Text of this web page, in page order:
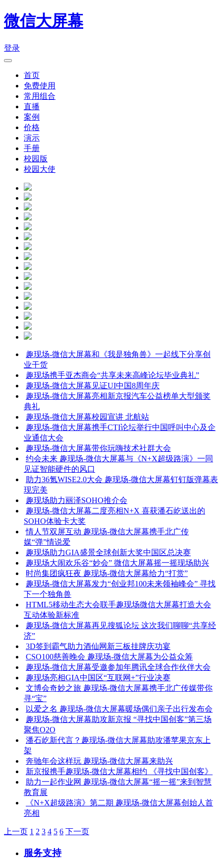
微信大屏幕
登录
首页
免费使用
常用组合
直播
案例
价格
演示
手册
校园版
校园大使
趣现场-微信大屏幕和《我是独角兽》一起线下分享创
业干货
趣现场携手亚杰商会“共享未来高峰论坛毕业典礼”
趣现场-微信大屏幕见证UI中国8周年庆
趣现场-微信大屏幕亮相新京报汽车公益榜单大型颁奖
典礼
趣现场-微信大屏幕校园宣讲 北航站
趣现场-微信大屏幕携手CTI论坛举行中国呼叫中心及企
业通信大会
趣现场-微信大屏幕带你玩嗨技术社群大会
约会未来 趣现场-微信大屏幕与《N+X超级路演》一同
见证智能硬件的风口
助力36氪WISE2.0大会 趣现场-微信大屏幕钉钉版弹幕表
现完美
趣现场助力丽泽SOHO推介会
趣现场-微信大屏幕二度亮相N+X 喜获潘石屹送出的
SOHO体验卡大奖
情人节双屏互动 趣现场-微信大屏幕携手北广传
媒“弹”情说爱
趣现场助力GIA盛景全球创新大奖中国区总决赛
趣现场大闹欢乐谷“妙会” 微信大屏幕摇一摇现场助兴
时尚集团疯狂夜 趣现场-微信大屏幕给力“打赏”
趣现场-微信大屏幕发力“创业邦100未来领袖峰会” 寻找
下一个独角兽
HTML5移动生态大会联手趣现场微信大屏幕打造大会
互动体验新标准
趣现场-微信大屏幕再见搜狐论坛 这次我们聊聊“共享经
济”
3D签到霸气助力酒仙网新三板挂牌庆功宴
CSO100慈善晚会 趣现场-微信大屏幕为公益众筹
趣现场-微信大屏幕受邀参加年腾讯全球合作伙伴大会
趣现场亮相GIA中国区“互联网+”行业决赛
文博会奇妙之旅 趣现场-微信大屏幕携手北广传媒带你
寻“宝”
以爱之名 趣现场-微信大屏幕暖场偶们亲子出行发布会
趣现场-微信大屏幕助攻新京报 “寻找中国创客”第三场
聚焦O2O
潘石屹新代言？趣现场-微信大屏幕助攻潘苹果京东上
架
奔驰年会这样玩 趣现场-微信大屏幕来助兴
新京报携手趣现场-微信大屏幕相约 《寻找中国创客》
助力一起作业网 趣现场-微信大屏幕“摇一摇”来到智慧
教育展
《N+X超级路演》第二期 趣现场-微信大屏幕创始人首
亮相
上一页 1 2 3 4 5 6 下一页
服务支持